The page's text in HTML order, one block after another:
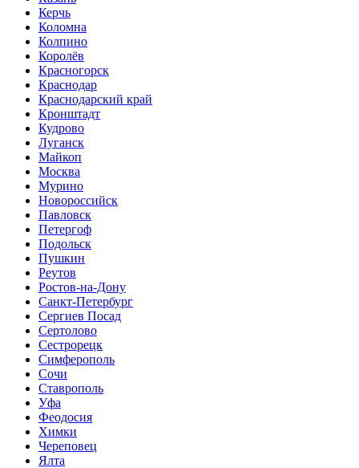
Керчь
Коломна
Колпино
Королёв
Красногорск
Краснодар
Краснодарский край
Кронштадт
Кудрово
Луганск
Майкоп
Москва
Мурино
Новороссийск
Павловск
Петергоф
Подольск
Пушкин
Реутов
Ростов-на-Дону
Санкт-Петербург
Сергиев Посад
Сертолово
Сестрорецк
Симферополь
Сочи
Ставрополь
Уфа
Феодосия
Химки
Череповец
Ялта